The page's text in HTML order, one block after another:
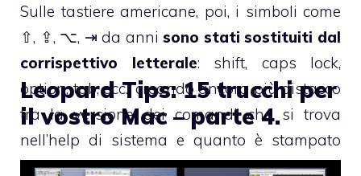
Sulle tastiere americane, poi, i simboli come
⇧, ⇪, ⌥, ⇥ da anni sono stati sostituiti dal
corrispettivo letterale: shift, caps lock,
option, tab, ecc., creando ancora più distacco
tra la versione dei comandi che si trova
nell’help di sistema e quanto è stampato
sulla tastiera.
Leopard Tips: 15 trucchi per
il vostro Mac – parte 4.